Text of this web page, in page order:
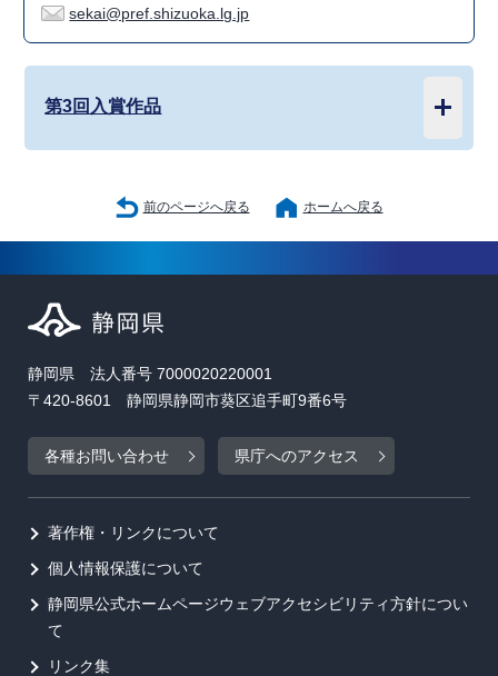
sekai@pref.shizuoka.lg.jp
第3回入賞作品
前のページへ戻る ホームへ戻る
静岡県 法人番号 7000020220001
〒420-8601 静岡県静岡市葵区追手町9番6号
各種お問い合わせ 県庁へのアクセス
著作権・リンクについて
個人情報保護について
静岡県公式ホームページウェブアクセシビリティ方針につい
て
リンク集